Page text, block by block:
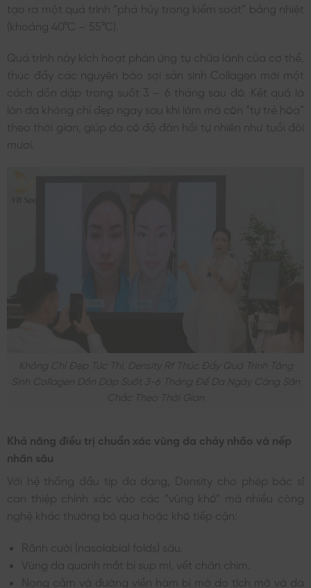
tạo ra một quá trình “phá hủy trong kiểm soát” bằng nhiệt
(khoảng 40°C – 55°C).
Quá trình này kích hoạt phản ứng tự chữa lành của cơ thể,
thúc đẩy các nguyên bào sợi sản sinh Collagen mới một
cách dồn dập trong suốt 3 – 6 tháng sau đó. Kết quả là
làn da không chỉ đẹp ngay sau khi làm mà còn “tự trẻ hóa”
theo thời gian, giúp da có độ đàn hồi tự nhiên như tuổi đôi
mươi.
Không Chỉ Đẹp Tức Thì, Density Rf Thúc Đẩy Quá Trình Tăng
Sinh Collagen Dồn Dập Suốt 3-6 Tháng Để Da Ngày Càng Săn
Khả năng điều trị chuẩn xác vùng da chảy nhão và nếp
nhăn sâu
Với hệ thống đầu tip đa dạng, Density cho phép bác sĩ
can thiệp chính xác vào các “vùng khó” mà nhiều công
nghệ khác thường bỏ qua hoặc khó tiếp cận:
Rãnh cười (nasolabial folds) sâu.
Vùng da quanh mắt bị sụp mí, vết chân chim.
Nọng cằm và đường viền hàm bị mờ do tích mỡ và da